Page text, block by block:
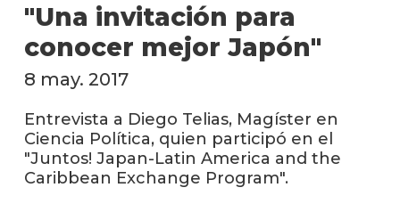
"Una invitación para
conocer mejor Japón"
8 may. 2017
Entrevista a Diego Telias, Magíster en
Ciencia Política, quien participó en el
"Juntos! Japan-Latin America and the
Caribbean Exchange Program".